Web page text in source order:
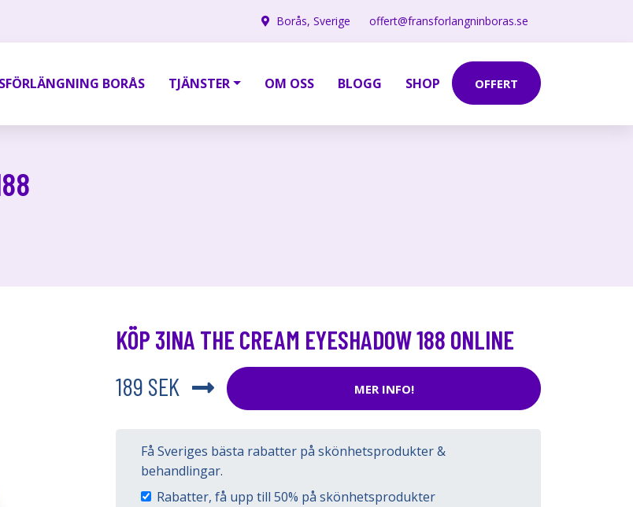
Borås, Sverige offert@fransforlangninboras.se
BORÅS TJÄNSTER OM OSS BLOGG SHOP OFFERT
KÖP 3INA THE CREAM EYESHADOW 188 ONLINE
189 SEK
MER INFO!
Få Sveriges bästa rabatter på skönhetsprodukter &
behandlingar.
Rabatter, få upp till 50% på skönhetsprodukter